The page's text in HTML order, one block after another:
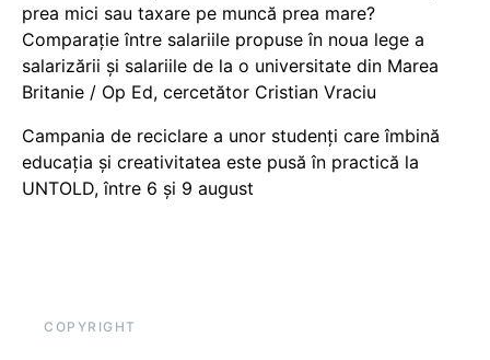
prea mici sau taxare pe muncă prea mare?
Comparație între salariile propuse în noua lege a
salarizării și salariile de la o universitate din Marea
Britanie / Op Ed, cercetător Cristian Vraciu
Campania de reciclare a unor studenți care îmbină
educația și creativitatea este pusă în practică la
UNTOLD, între 6 și 9 august
COPYRIGHT